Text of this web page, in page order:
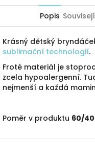
Popis
Krásný dětský
sublimační technologií.
Froté materiál je
zcela hypoalergenní.
nejmenší a každá
Poměr v produktu 60/
Z